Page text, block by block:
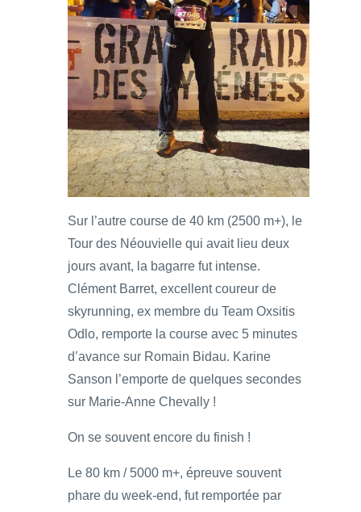
Sur l’autre course de 40 km (2500 m+), le
Tour des Néouvielle qui avait lieu deux
jours avant, la bagarre fut intense.
Clément Barret, excellent coureur de
skyrunning, ex membre du Team Oxsitis
Odlo, remporte la course avec 5 minutes
d’avance sur Romain Bidau. Karine
Sanson l’emporte de quelques secondes
sur Marie-Anne Chevally !
On se souvent encore du finish !
Le 80 km / 5000 m+, épreuve souvent
phare du week-end, fut remportée par